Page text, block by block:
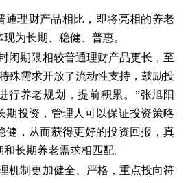
通理财产品相比，即将亮相的养老
为长期、稳健、普惠。
闭期限相较普通理财产品更长，至
殊需求开放了流动性支持，鼓励投
行养老规划，提前积累。”张旭阳
期投资，管理人可以保证投资策略
健，从而获得更好的投资回报，真
长期养老需求相匹配。
机制更加健全、严格，重点投向符